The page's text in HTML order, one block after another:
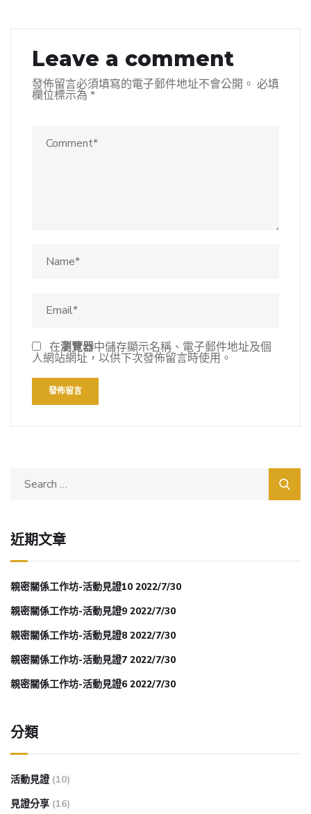
Leave a comment
發佈留言必須填寫的電子郵件地址不會公開。 必填
欄位標示為 *
在瀏覽器中儲存顯示名稱、電子郵件地址及個
人網站網址，以供下次發佈留言時使用。
近期文章
親密關係工作坊-活動見證10 2022/7/30
親密關係工作坊-活動見證9 2022/7/30
親密關係工作坊-活動見證8 2022/7/30
親密關係工作坊-活動見證7 2022/7/30
親密關係工作坊-活動見證6 2022/7/30
分類
活動見證 (10)
見證分享 (16)